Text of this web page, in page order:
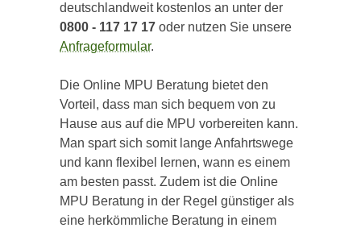
deutschlandweit kostenlos an unter der
0800 - 117 17 17 oder nutzen Sie unsere
Anfrageformular.
Die Online MPU Beratung bietet den
Vorteil, dass man sich bequem von zu
Hause aus auf die MPU vorbereiten kann.
Man spart sich somit lange Anfahrtswege
und kann flexibel lernen, wann es einem
am besten passt. Zudem ist die Online
MPU Beratung in der Regel günstiger als
eine herkömmliche Beratung in einem